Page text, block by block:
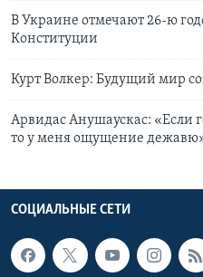
В Украине отмечают 26-ю
Конституции
Курт Волкер: Будущий мир
Арвидас Анушаускас: «Если
то у меня ощущение
СОЦИАЛЬНЫЕ СЕТИ